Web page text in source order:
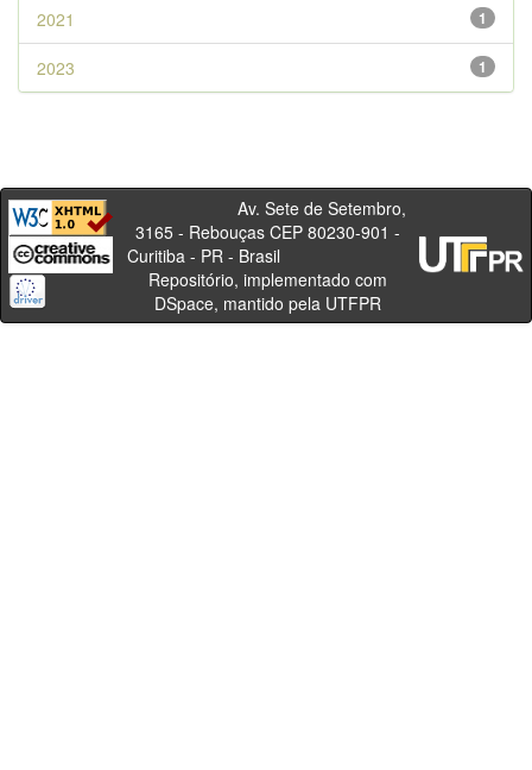
1
2021
1
2023
Av. Sete de Setembro,
3165 - Rebouças CEP 80230-901 -
Curitiba - PR - Brasil
Repositório, implementado com
DSpace, mantido pela UTFPR